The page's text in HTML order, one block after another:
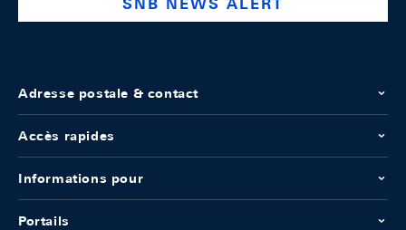
SNB NEWS ALERT
Adresse postale & contact
Accès rapides
Informations pour
Portails